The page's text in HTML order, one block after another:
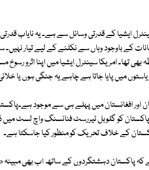
ایشیا کے قدرتی وسائل سے ہے۔ یہ نایاب
کے باوجود وہاں سے نکلنے کے لیے تیار
تھا۔ امریکا سینٹرل ایشیا میں اپنا اثرو
میں پایا جاتا ہے چاہے یہ جنگی ہوں یا
اور افغانستان میں پہلے ہی سے موجود
نے پاکستان کو گلوبل ٹیررسٹ فنانسنگ واچ
کے خلاف تحریک کو منظور کیا جاسکتا ہے۔
کہ پاکستان دہشتگردوں کے ساتھ اب بھی